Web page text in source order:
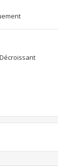
Décroissant